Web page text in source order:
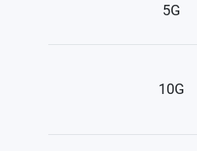
5G
10G